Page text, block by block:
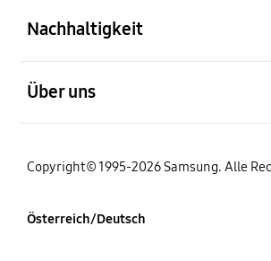
Nachhaltigkeit
Über uns
Copyright© 1995-2026 Samsung. Alle
Österreich/Deutsch